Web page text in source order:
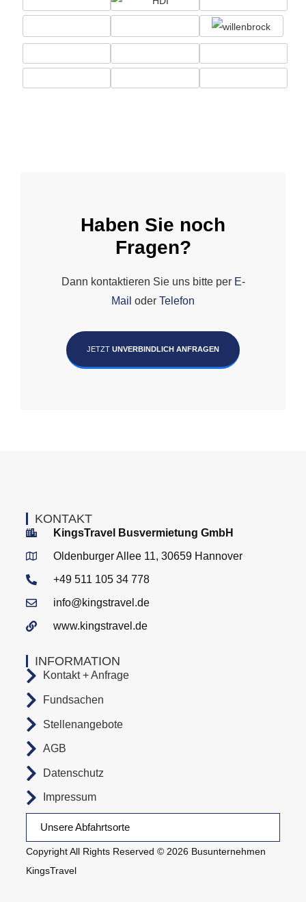
Haben Sie noch
Fragen?
Dann kontaktieren Sie uns bitte per E-
Mail oder Telefon
JETZT UNVERBINDLICH ANFRAGEN
Copyright All Rights Reserved © 2026 Busunternehmen
KingsTravel
Unsere Abfahrtsorte
INFORMATION
Kontakt + Anfrage
Fundsachen
Stellenangebote
AGB
Datenschutz
Impressum
KONTAKT
KingsTravel Busvermietung GmbH
Oldenburger Allee 11, 30659 Hannover
+49 511 105 34 778
info@kingstravel.de
www.kingstravel.de